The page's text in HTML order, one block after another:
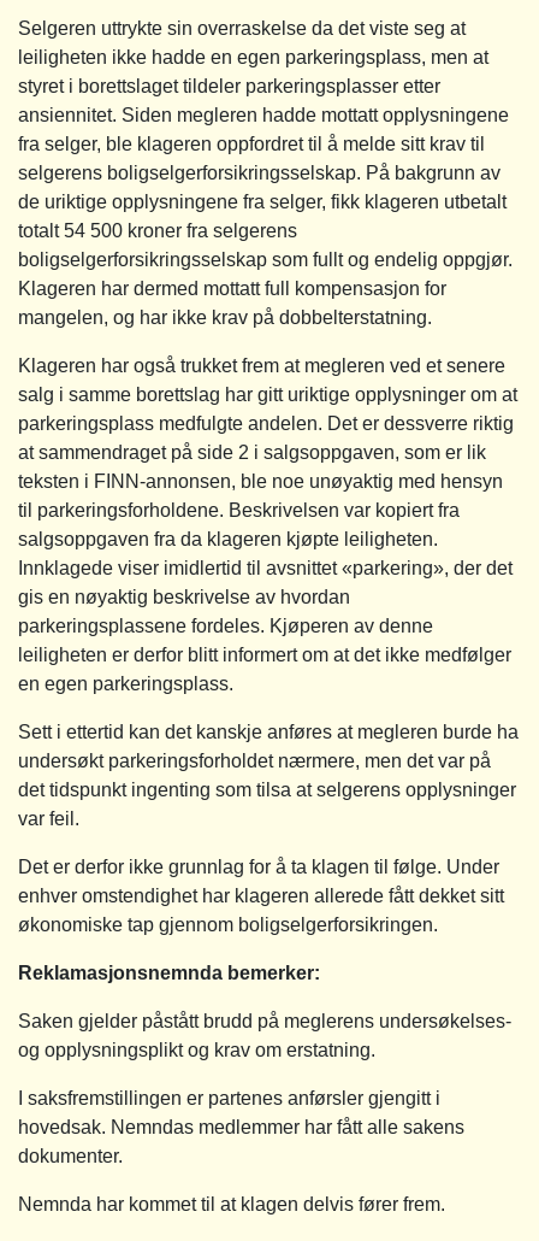
Selgeren uttrykte sin overraskelse da det viste seg at
leiligheten ikke hadde en egen parkeringsplass, men at
styret i borettslaget tildeler parkeringsplasser etter
ansiennitet. Siden megleren hadde mottatt opplysningene
fra selger, ble klageren oppfordret til å melde sitt krav til
selgerens boligselgerforsikringsselskap. På bakgrunn av
de uriktige opplysningene fra selger, fikk klageren utbetalt
totalt 54 500 kroner fra selgerens
boligselgerforsikringsselskap som fullt og endelig oppgjør.
Klageren har dermed mottatt full kompensasjon for
mangelen, og har ikke krav på dobbelterstatning.
Klageren har også trukket frem at megleren ved et senere
salg i samme borettslag har gitt uriktige opplysninger om at
parkeringsplass medfulgte andelen. Det er dessverre riktig
at sammendraget på side 2 i salgsoppgaven, som er lik
teksten i FINN-annonsen, ble noe unøyaktig med hensyn
til parkeringsforholdene. Beskrivelsen var kopiert fra
salgsoppgaven fra da klageren kjøpte leiligheten.
Innklagede viser imidlertid til avsnittet «parkering», der det
gis en nøyaktig beskrivelse av hvordan
parkeringsplassene fordeles. Kjøperen av denne
leiligheten er derfor blitt informert om at det ikke medfølger
en egen parkeringsplass.
Sett i ettertid kan det kanskje anføres at megleren burde ha
undersøkt parkeringsforholdet nærmere, men det var på
det tidspunkt ingenting som tilsa at selgerens opplysninger
var feil.
Det er derfor ikke grunnlag for å ta klagen til følge. Under
enhver omstendighet har klageren allerede fått dekket sitt
økonomiske tap gjennom boligselgerforsikringen.
Reklamasjonsnemnda bemerker:
Saken gjelder påstått brudd på meglerens undersøkelses-
og opplysningsplikt og krav om erstatning.
I saksfremstillingen er partenes anførsler gjengitt i
hovedsak. Nemndas medlemmer har fått alle sakens
dokumenter.
Nemnda har kommet til at klagen delvis fører frem.